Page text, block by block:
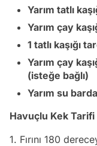
Yarım tatlı
Yarım çay
1 tatlı kaşığı
Yarım çay
(isteğe bağlı)
Yarım su
Havuçlu Kek Tarifi
1. Fırını 180